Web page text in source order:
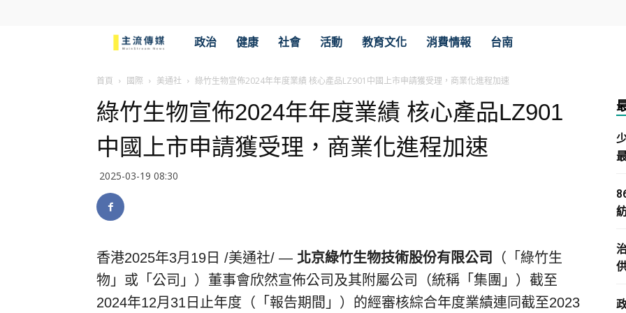
傳
媒
政治 健康 社會 活動 教育文化 消費情報 台南
首頁 國際 美通社 綠竹生物宣佈2024年年度業績 核心產品LZ901中國上市申請獲受理，商業化進程加速
綠竹生物宣佈2024年年度業績 核心產品LZ901
中國上市申請獲受理，商業化進程加速
2025-03-19 08:30
香港2025年3月19日 /美通社/ — 北京綠竹生物技術股份有限公司
（「綠竹生
物」或「公司」）董事會欣然宣佈公司及其附屬公司（統稱「集團」）截至
2024年12月31日止年度（「報告期間」）的經審核綜合年度業績連同截至2023